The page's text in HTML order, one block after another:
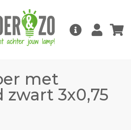
met
zwart 3x0,75